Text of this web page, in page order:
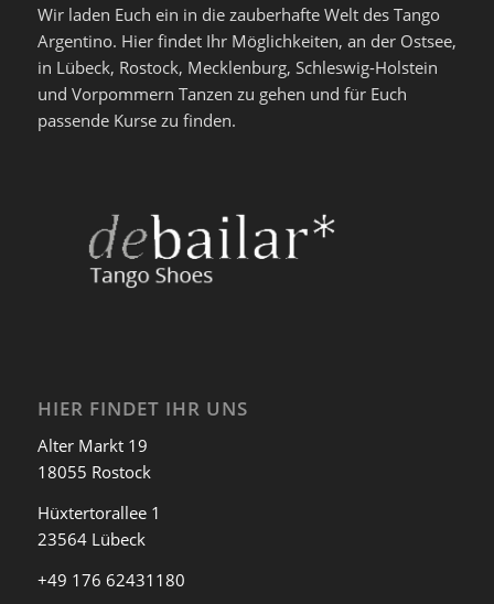
Wir laden Euch ein in die zauberhafte Welt des Tango
Argentino. Hier findet Ihr Möglichkeiten, an der Ostsee,
in Lübeck, Rostock, Mecklenburg, Schleswig-Holstein
und Vorpommern Tanzen zu gehen und für Euch
passende Kurse zu finden.
HIER FINDET IHR UNS
Alter Markt 19
18055 Rostock
Hüxtertorallee 1
23564 Lübeck
+49 176 62431180